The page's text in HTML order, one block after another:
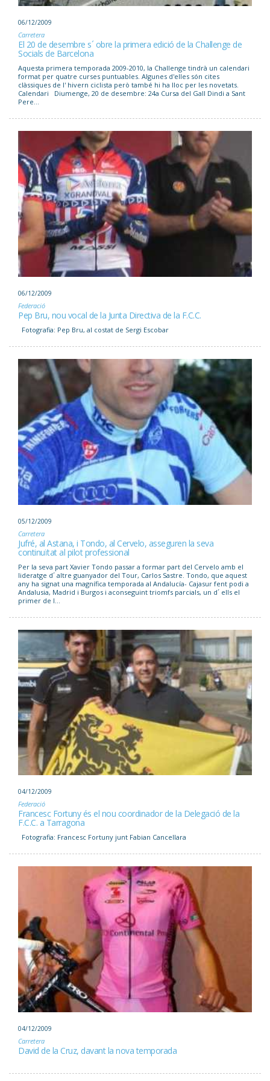
06/12/2009
Carretera
El 20 de desembre s´ obre la primera edició de la Challenge de
Socials de Barcelona
Aquesta primera temporada 2009-2010, la Challenge tindrà un calendari
format per quatre curses puntuables. Algunes d'elles són cites
clàssiques de l' hivern ciclista però també hi ha lloc per les novetats.
Calendari Diumenge, 20 de desembre: 24a Cursa del Gall Dindi a Sant
Pere...
06/12/2009
Federació
Pep Bru, nou vocal de la Junta Directiva de la F.C.C.
Fotografia: Pep Bru, al costat de Sergi Escobar
05/12/2009
Carretera
Jufré, al Astana, i Tondo, al Cervelo, asseguren la seva
continuïtat al pilot professional
Per la seva part Xavier Tondo passar a formar part del Cervelo amb el
lideratge d´ altre guanyador del Tour, Carlos Sastre. Tondo, que aquest
any ha signat una magnífica temporada al Andalucía- Cajasur fent podi a
Andalusia, Madrid i Burgos i aconseguint triomfs parcials, un d´ ells el
primer de l...
04/12/2009
Federació
Francesc Fortuny és el nou coordinador de la Delegació de la
F.C.C. a Tarragona
Fotografia: Francesc Fortuny junt Fabian Cancellara
04/12/2009
Carretera
David de la Cruz, davant la nova temporada